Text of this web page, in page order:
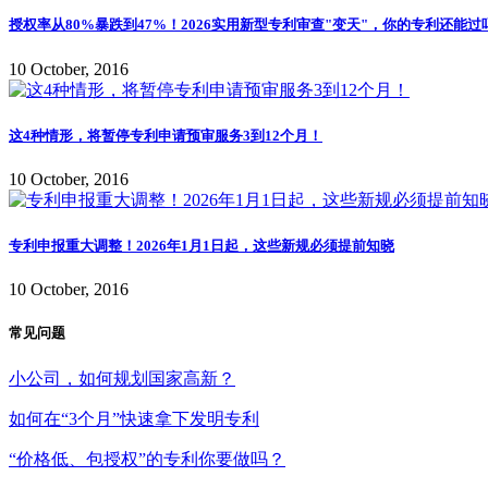
授权率从80%暴跌到47%！2026实用新型专利审查"变天"，你的专利还能过
10 October, 2016
这4种情形，将暂停专利申请预审服务3到12个月！
10 October, 2016
专利申报重大调整！2026年1月1日起，这些新规必须提前知晓
10 October, 2016
常见问题
小公司，如何规划国家高新？
如何在“3个月”快速拿下发明专利
“价格低、包授权”的专利你要做吗？